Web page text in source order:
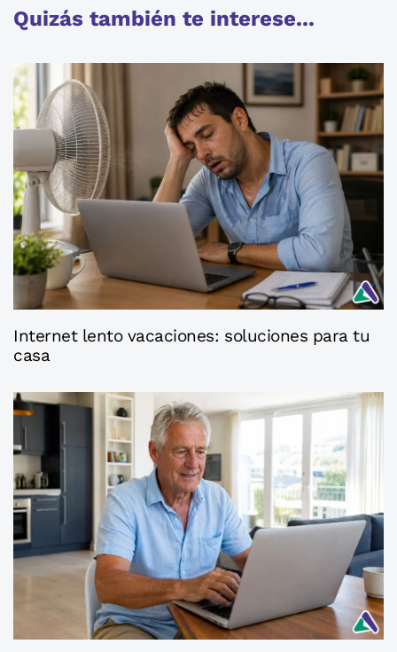
Quizás también te interese...
Internet lento vacaciones: soluciones para tu
casa